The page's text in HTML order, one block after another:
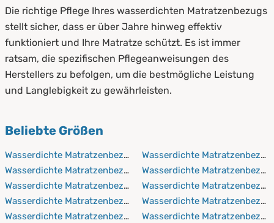
Die richtige Pflege Ihres wasserdichten Matratzenbezugs
stellt sicher, dass er über Jahre hinweg effektiv
funktioniert und Ihre Matratze schützt. Es ist immer
ratsam, die spezifischen Pflegeanweisungen des
Herstellers zu befolgen, um die bestmögliche Leistung
und Langlebigkeit zu gewährleisten.
Beliebte Größen
Wasserdichte Matratzenbezüge 60x120 cm
Wasserdichte Matratzenbezüge 60x190 cm
Wasserdichte Matratzenbezüge 60x200 cm
Wasserdichte Matratzenbezüge 60x210 cm
Wasserdichte Matratzenbezüge 60x220 cm
Wasserdichte
Wasserdichte
Wasserdichte
Wasserdichte
Wasserdichte